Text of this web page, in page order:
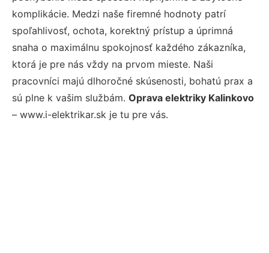
komplikácie. Medzi naše firemné hodnoty patrí
spoľahlivosť, ochota, korektný prístup a úprimná
snaha o maximálnu spokojnosť každého zákazníka,
ktorá je pre nás vždy na prvom mieste. Naši
pracovníci majú dlhoročné skúsenosti, bohatú prax a
sú plne k vašim službám. Oprava elektriky Kalinkovo
– www.i-elektrikar.sk je tu pre vás.